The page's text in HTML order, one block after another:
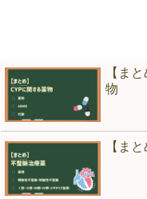
【ま
物
【ま